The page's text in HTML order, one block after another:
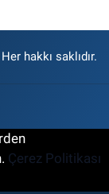
hakkı saklıdır.
Çerez Politikası